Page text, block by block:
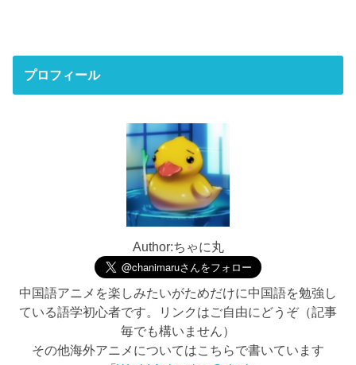
プロフィール
Author:ちゃに丸
中国語アニメを楽しみたいがためだけに中国語を勉強し
ている語学初心者です。リンクはご自由にどうぞ（記事
毎でも構いません）
その他海外アニメについてはこちらで書いています